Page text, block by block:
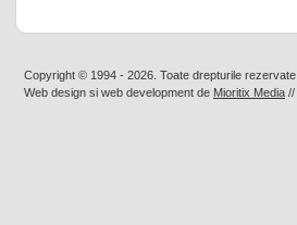
Copyright © 1994 - 2026. Toate drepturile rezervate
Web design si web development de Mioritix Media //